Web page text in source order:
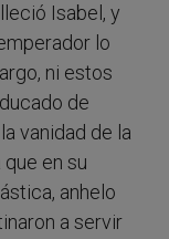
Isabel, y
lo
ni estos
de
vanidad de la
en su
anhelo
a servir